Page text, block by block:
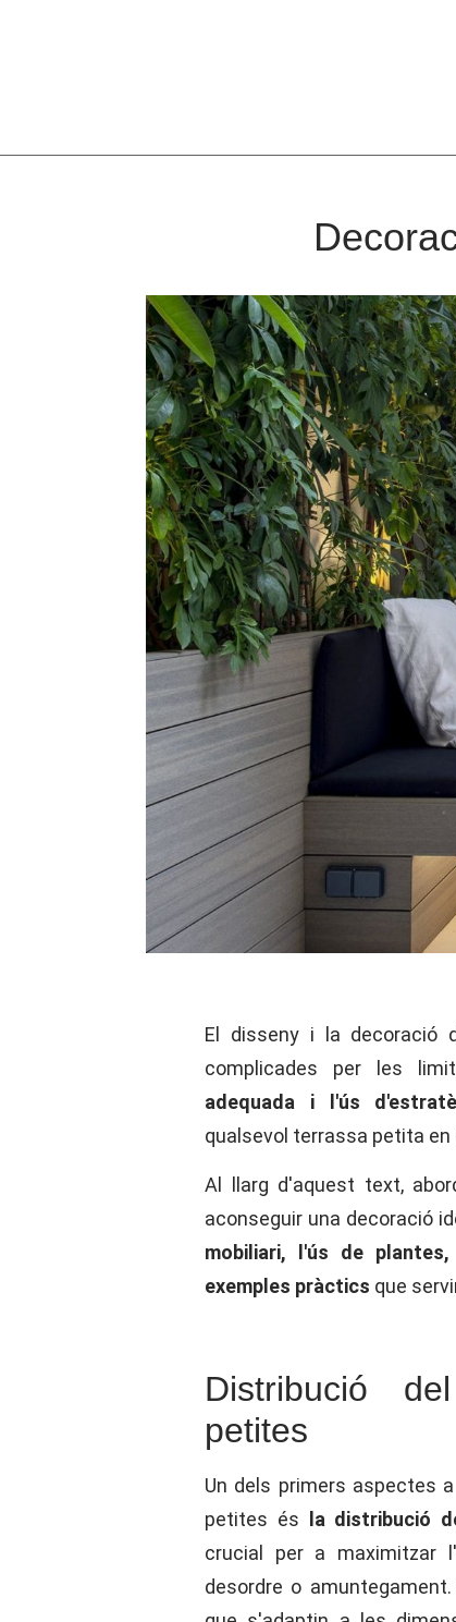
El disseny i la decoració
complicades per les
adequada i l'ús
qualsevol terrassa petita en
Al llarg d'aquest text,
aconseguir una decoració
mobiliari, l'ús de
exemples pràctics que
Distribució
petites
Un dels primers aspectes
petites és
la distribució
crucial per a maximitzar
desordre o